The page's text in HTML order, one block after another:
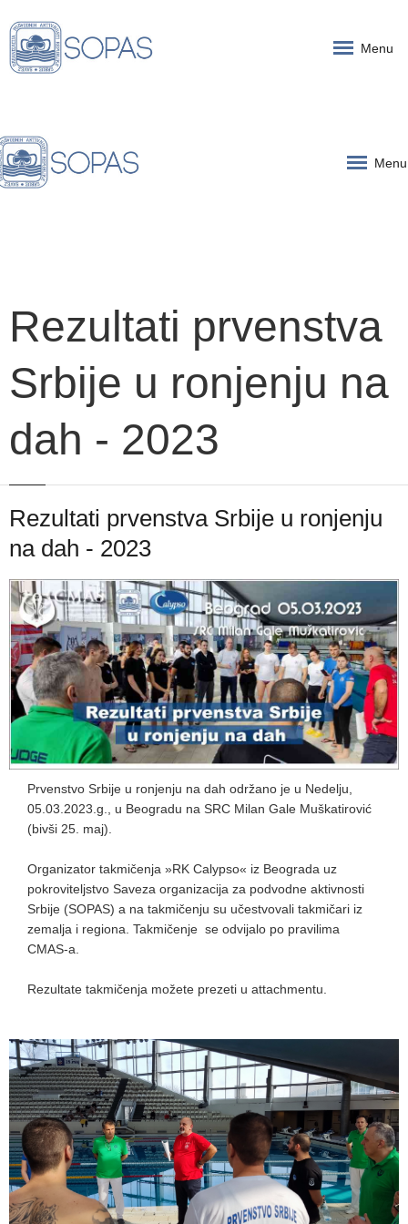
Menu
Menu
Rezultati prvenstva
Srbije u ronjenju na
dah - 2023
Rezultati prvenstva Srbije u ronjenju
na dah - 2023
Prvenstvo Srbije u ronjenju na dah održano je u Nedelju,
05.03.2023.g., u Beogradu na SRC Milan Gale Muškatirović
(bivši 25. maj).
Organizator takmičenja »RK Calypso« iz Beograda uz
pokroviteljstvo Saveza organizacija za podvodne aktivnosti
Srbije (SOPAS) a na takmičenju su učestvovali takmičari iz
zemalja i regiona. Takmičenje se odvijalo po pravilima
CMAS-a.
Rezultate takmičenja možete prezeti u attachmentu.